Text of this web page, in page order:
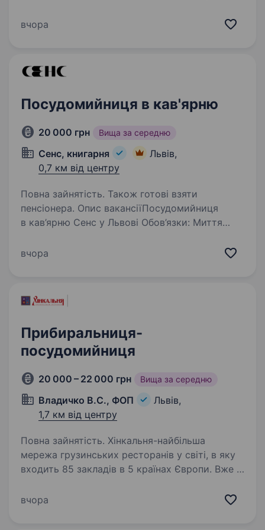
в команді, активний та привітний; має
вчора
Посудомийниця в кав'ярню
20 000 грн Вища за середню
Сенс, книгарня
Львів,
0,7 км від центру
Повна зайнятість. Також готові взяти
пенсіонера. Опис вакансіїПосудомийниця
в кав’ярню Сенс у Львові Обов’язки: Миття
зали та бару) та чорна мийка (кухонний
вчора
Прибиральниця-
посудомийниця
20 000 – 22 000 грн Вища за середню
Владичко В.С., ФОП
Львів,
1,7 км від центру
Повна зайнятість. Хінкальня-найбільша
мережа грузинських ресторанів у світі, в яку
входить 85 закладів в 5 країнах Європи. Вже 8
стравами і грузинською атмосферою.
вчора